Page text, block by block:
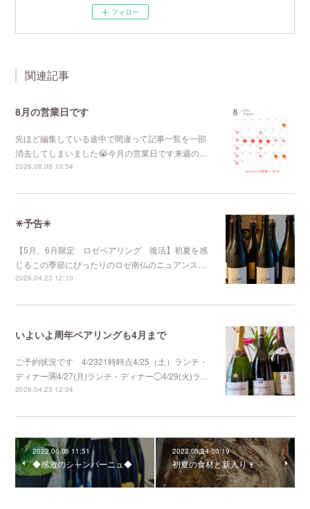
フォロー
関連記事
8月の営業日です
先ほど編集している途中で間違って記事一覧を一部
消去してしまいました😭今月の営業日です来週の…
2026.08.08 10:54
✳︎予告✳︎
【5月、6月限定 ロゼペアリング 復活】初夏を感
じるこの季節にぴったりのロゼ南仏のニュアンス…
2026.04.23 12:10
いよいよ周年ペアリングも4月まで
ご予約状況です 4/2321時時点4/25（土）ランチ・
ディナー🈵4/27(月)ランチ・ディナー◯4/29(火)ラ…
2026.04.23 12:04
2022.06.08 11:51
◆感激のシャンパーニュ◆
2022.05.24 00:19
初夏の食材と新入り🍷